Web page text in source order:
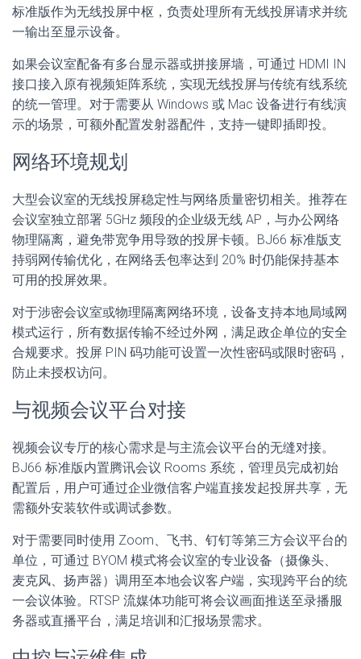
标准版作为无线投屏中枢，负责处理所有无线投屏请求并统
一输出至显示设备。
如果会议室配备有多台显示器或拼接屏墙，可通过 HDMI IN
接口接入原有视频矩阵系统，实现无线投屏与传统有线系统
的统一管理。对于需要从 Windows 或 Mac 设备进行有线演
示的场景，可额外配置发射器配件，支持一键即插即投。
网络环境规划
大型会议室的无线投屏稳定性与网络质量密切相关。推荐在
会议室独立部署 5GHz 频段的企业级无线 AP，与办公网络
物理隔离，避免带宽争用导致的投屏卡顿。BJ66 标准版支
持弱网传输优化，在网络丢包率达到 20% 时仍能保持基本
可用的投屏效果。
对于涉密会议室或物理隔离网络环境，设备支持本地局域网
模式运行，所有数据传输不经过外网，满足政企单位的安全
合规要求。投屏 PIN 码功能可设置一次性密码或限时密码，
防止未授权访问。
与视频会议平台对接
视频会议专厅的核心需求是与主流会议平台的无缝对接。
BJ66 标准版内置腾讯会议 Rooms 系统，管理员完成初始
配置后，用户可通过企业微信客户端直接发起投屏共享，无
需额外安装软件或调试参数。
对于需要同时使用 Zoom、飞书、钉钉等第三方会议平台的
单位，可通过 BYOM 模式将会议室的专业设备（摄像头、
麦克风、扬声器）调用至本地会议客户端，实现跨平台的统
一会议体验。RTSP 流媒体功能可将会议画面推送至录播服
务器或直播平台，满足培训和汇报场景需求。